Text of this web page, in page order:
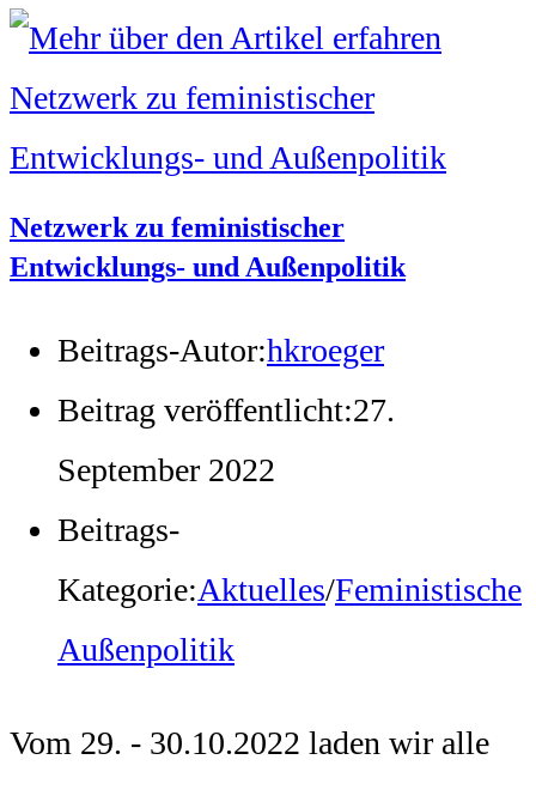
Netzwerk zu feministischer
Entwicklungs- und Außenpolitik
Beitrags-Autor:hkroeger
Beitrag veröffentlicht:27.
September 2022
Beitrags-
Kategorie:Aktuelles/Feministische
Außenpolitik
Vom 29. - 30.10.2022 laden wir alle